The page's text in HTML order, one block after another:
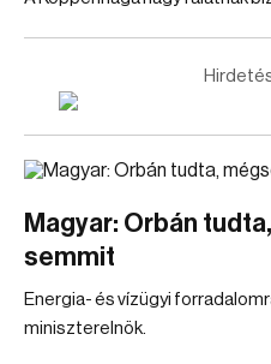
Magyar: Orbán
semmit
Energia- és vízügyi
miniszterelnök.